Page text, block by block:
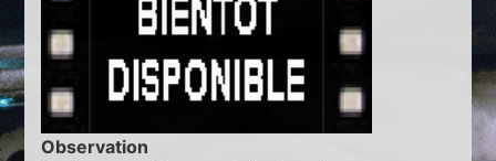
Observation